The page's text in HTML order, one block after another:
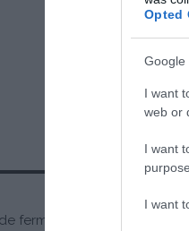
Opted
Google
I want
web or
I want
I want
fermier Label Rouge